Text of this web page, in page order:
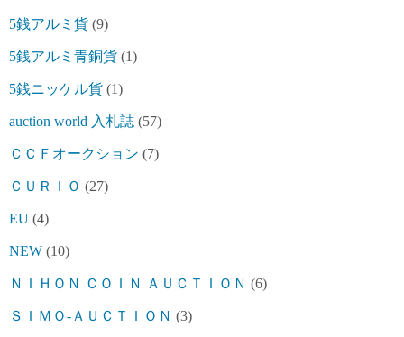
5銭アルミ貨 (9)
5銭アルミ青銅貨 (1)
5銭ニッケル貨 (1)
auction world 入札誌 (57)
ＣＣＦオークション (7)
ＣＵＲＩＯ (27)
EU (4)
NEW (10)
ＮＩＨＯＮ ＣＯＩＮ ＡＵＣＴＩＯＮ (6)
ＳＩＭＯ-ＡＵＣＴＩＯＮ (3)